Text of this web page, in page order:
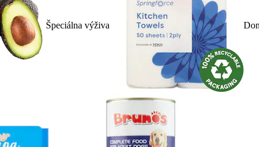
Špeciálna výživa